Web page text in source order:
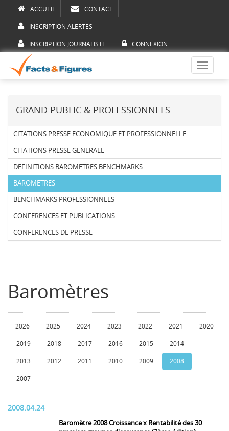
ACCUEIL CONTACT
INSCRIPTION ALERTES
INSCRIPTION JOURNALISTE CONNEXION
Toggle
GRAND PUBLIC & PROFESSIONNELS
CITATIONS PRESSE ECONOMIQUE ET PROFESSIONNELLE
CITATIONS PRESSE GENERALE
DEFINITIONS BAROMETRES BENCHMARKS
BAROMETRES
BENCHMARKS PROFESSIONNELS
CONFERENCES ET PUBLICATIONS
CONFERENCES DE PRESSE
Baromètres
2026 2025 2024 2023 2022 2021 2020
2019 2018 2017 2016 2015 2014
2013 2012 2011 2010 2009 2008
2007
2008.04.24
Baromètre 2008 Croissance x Rentabilité des 30